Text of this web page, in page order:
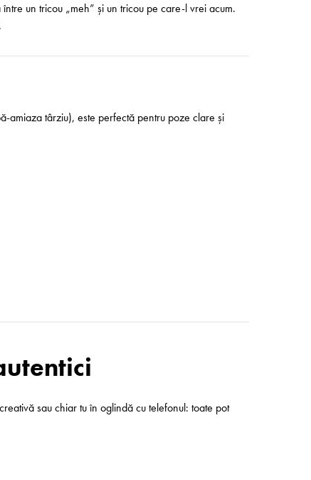
un tricou „meh” și un tricou pe care-l vrei acum.
amiaza târziu), este perfectă pentru poze clare și
sau chiar tu în oglindă cu telefonul: toate pot